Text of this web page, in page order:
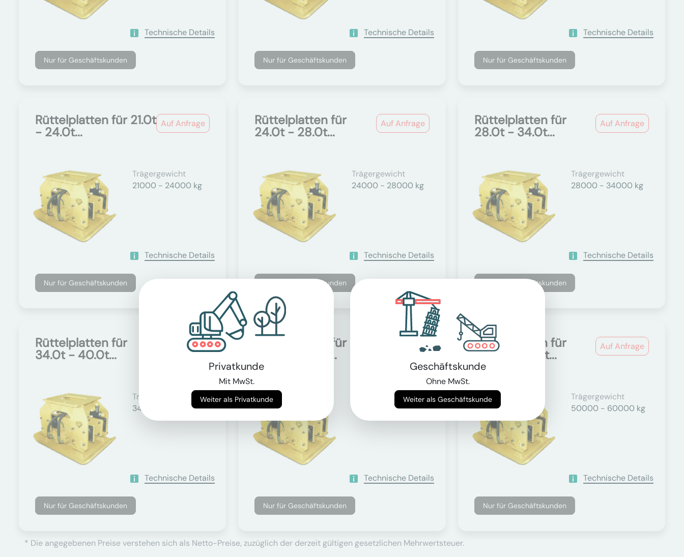
Technische Details
Nur für Geschäftskunden
Technische Details
Nur für Geschäftskunden
Technische Details
Nur für Geschäftskunden
Auf Anfrage
Rüttelplatten für 21.0t
- 24.0t...
Trägergewicht
21000 - 24000 kg
Technische Details
Nur für Geschäftskunden
Auf Anfrage
Rüttelplatten für
24.0t - 28.0t...
Trägergewicht
24000 - 28000 kg
Technische Details
Nur für Geschäftskunden
Auf Anfrage
Rüttelplatten für
28.0t - 34.0t...
Trägergewicht
28000 - 34000 kg
Technische Details
Nur für Geschäftskunden
Auf Anfrage
Rüttelplatten für
34.0t - 40.0t...
Trägergewicht
34000 - 40000 kg
Technische Details
Nur für Geschäftskunden
Auf Anfrage
Rüttelplatten für
40.0t - 50.0t...
Trägergewicht
40000 - 50000 kg
Technische Details
Nur für Geschäftskunden
Auf Anfrage
Rüttelplatten für
50.0t - 60.0t...
Trägergewicht
50000 - 60000 kg
Technische Details
Nur für Geschäftskunden
* Die angegebenen Preise verstehen sich als Netto-Preise, zuzüglich der derzeit gültigen gesetzlichen Mehrwertsteuer.
Privatkunde
Mit MwSt.
Weiter als Privatkunde
Geschäftskunde
Ohne MwSt.
Weiter als Geschäftskunde